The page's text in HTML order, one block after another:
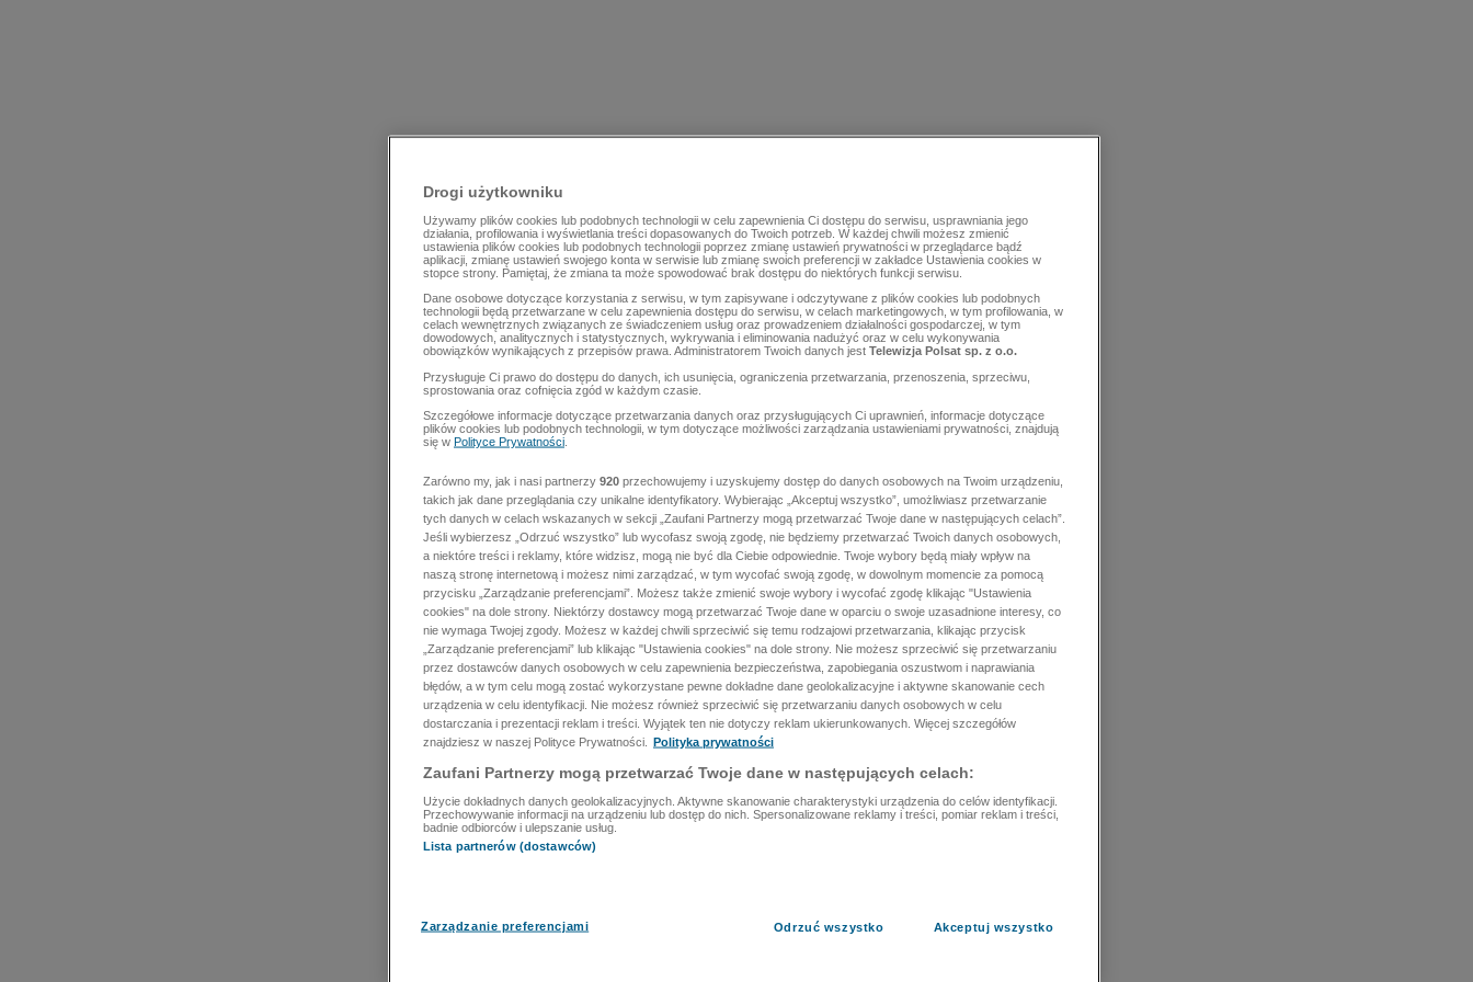
Drogi użytkowniku
Używamy plików cookies lub podobnych technologii w celu zapewnienia Ci dostępu do serwisu, usprawniania jego
działania, profilowania i wyświetlania treści dopasowanych do Twoich potrzeb. W każdej chwili możesz zmienić
ustawienia plików cookies lub podobnych technologii poprzez zmianę ustawień prywatności w przeglądarce bądź
aplikacji, zmianę ustawień swojego konta w serwisie lub zmianę swoich preferencji w zakładce Ustawienia cookies w
stopce strony. Pamiętaj, że zmiana ta może spowodować brak dostępu do niektórych funkcji serwisu.
Dane osobowe dotyczące korzystania z serwisu, w tym zapisywane i odczytywane z plików cookies lub podobnych
technologii będą przetwarzane w celu zapewnienia dostępu do serwisu, w celach marketingowych, w tym profilowania, w
celach wewnętrznych związanych ze świadczeniem usług oraz prowadzeniem działalności gospodarczej, w tym
dowodowych, analitycznych i statystycznych, wykrywania i eliminowania nadużyć oraz w celu wykonywania
obowiązków wynikających z przepisów prawa. Administratorem Twoich danych jest Telewizja Polsat sp. z o.o.
Przysługuje Ci prawo do dostępu do danych, ich usunięcia, ograniczenia przetwarzania, przenoszenia, sprzeciwu,
sprostowania oraz cofnięcia zgód w każdym czasie.
Szczegółowe informacje dotyczące przetwarzania danych oraz przysługujących Ci uprawnień, informacje dotyczące
plików cookies lub podobnych technologii, w tym dotyczące możliwości zarządzania ustawieniami prywatności, znajdują
się w Polityce Prywatności
Zarówno my, jak i nasi partnerzy 920 przechowujemy i uzyskujemy dostęp do danych osobowych na Twoim urządzeniu,
takich jak dane przeglądania czy unikalne identyfikatory. Wybierając „Akceptuj wszystko”, umożliwiasz przetwarzanie
tych danych w celach wskazanych w sekcji „Zaufani Partnerzy mogą przetwarzać Twoje dane w następujących celach”.
Jeśli wybierzesz „Odrzuć wszystko” lub wycofasz swoją zgodę, nie będziemy przetwarzać Twoich danych osobowych,
a niektóre treści i reklamy, które widzisz, mogą nie być dla Ciebie odpowiednie. Twoje wybory będą miały wpływ na
naszą stronę internetową i możesz nimi zarządzać, w tym wycofać swoją zgodę, w dowolnym momencie za pomocą
przycisku „Zarządzanie preferencjami”. Możesz także zmienić swoje wybory i wycofać zgodę klikając "Ustawienia
cookies" na dole strony. Niektórzy dostawcy mogą przetwarzać Twoje dane w oparciu o swoje uzasadnione interesy, co
nie wymaga Twojej zgody. Możesz w każdej chwili sprzeciwić się temu rodzajowi przetwarzania, klikając przycisk
„Zarządzanie preferencjami” lub klikając "Ustawienia cookies" na dole strony. Nie możesz sprzeciwić się przetwarzaniu
przez dostawców danych osobowych w celu zapewnienia bezpieczeństwa, zapobiegania oszustwom i naprawiania
błędów, a w tym celu mogą zostać wykorzystane pewne dokładne dane geolokalizacyjne i aktywne skanowanie cech
urządzenia w celu identyfikacji. Nie możesz również sprzeciwić się przetwarzaniu danych osobowych w celu
dostarczania i prezentacji reklam i treści. Wyjątek ten nie dotyczy reklam ukierunkowanych. Więcej szczegółów
znajdziesz w naszej Polityce Prywatności.
Polityka prywatności
Zaufani Partnerzy mogą przetwarzać Twoje dane w następujących celach:
Użycie dokładnych danych geolokalizacyjnych. Aktywne skanowanie charakterystyki urządzenia do celów identyfikacji.
Przechowywanie informacji na urządzeniu lub dostęp do nich. Spersonalizowane reklamy i treści, pomiar reklam i treści,
badnie odbiorców i ulepszanie usług.
Lista partnerów (dostawców)
Zarządzanie preferencjami Odrzuć wszystko Akceptuj wszystko